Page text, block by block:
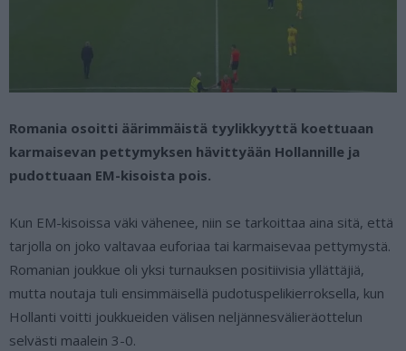
Romania osoitti äärimmäistä tyylikkyyttä koettuaan
karmaisevan pettymyksen hävittyään Hollannille ja
pudottuaan EM-kisoista pois.
Kun EM-kisoissa väki vähenee, niin se tarkoittaa aina sitä, että
tarjolla on joko valtavaa euforiaa tai karmaisevaa pettymystä.
Romanian joukkue oli yksi turnauksen positiivisia yllättäjiä,
mutta noutaja tuli ensimmäisellä pudotuspelikierroksella, kun
Hollanti voitti joukkueiden välisen neljännesvälieräottelun
selvästi maalein 3-0.